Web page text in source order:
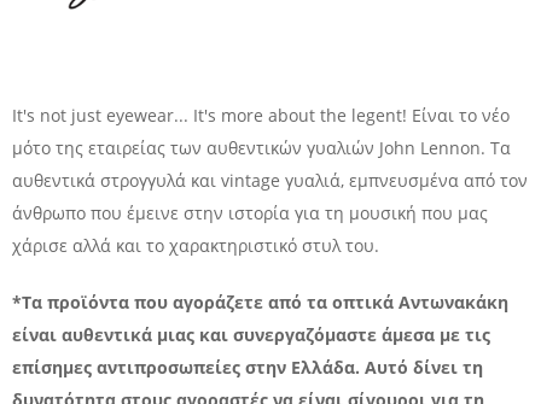
It's not just eyewear... It's more about the legent! Είναι το νέο
μότο της εταιρείας των αυθεντικών γυαλιών John Lennon. Τα
αυθεντικά στρογγυλά και vintage γυαλιά, εμπνευσμένα από τον
άνθρωπο που έμεινε στην ιστορία για τη μουσική που μας
χάρισε αλλά και το χαρακτηριστικό στυλ του.
*Τα προϊόντα που αγοράζετε από τα οπτικά Αντωνακάκη
είναι αυθεντικά μιας και συνεργαζόμαστε άμεσα με τις
επίσημες αντιπροσωπείες στην Ελλάδα. Αυτό δίνει τη